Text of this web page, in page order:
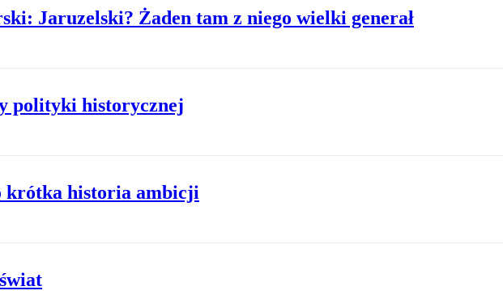
Jaruzelski? Żaden tam z niego wielki generał
polityki historycznej
krótka historia ambicji